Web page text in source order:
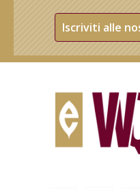
Iscriviti alle